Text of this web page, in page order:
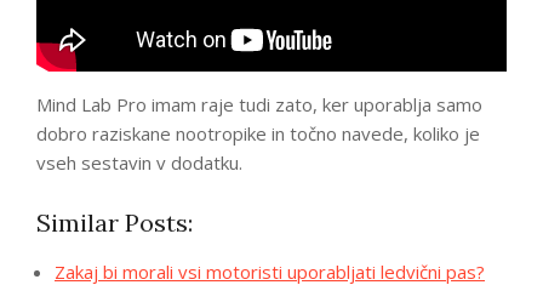
Mind Lab Pro imam raje tudi zato, ker uporablja samo
dobro raziskane nootropike in točno navede, koliko je
vseh sestavin v dodatku.
Similar Posts:
Zakaj bi morali vsi motoristi uporabljati ledvični pas?